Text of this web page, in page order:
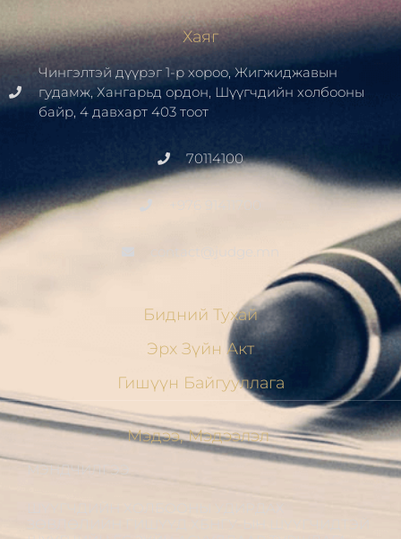
Хаяг
Чингэлтэй дүүрэг 1-р хороо, Жигжиджавын
гудамж, Хангарьд ордон, Шүүгчдийн холбооны
байр, 4 давхарт 403 тоот
70114100
contact@judge.mn
Бидний Тухай
Эрх Зүйн Акт
Гишүүн Байгууллага
Мэдээ, Мэдээлэл
МЭНДЧИЛГЭЭ
ШҮҮГЧДИЙН ХОЛБООНЫ УДИРДАХ